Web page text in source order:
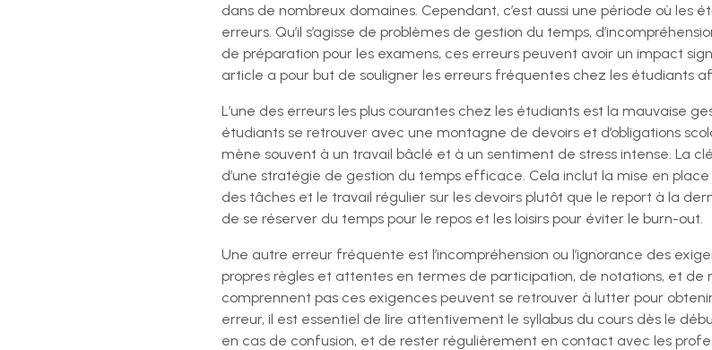
dans de nombreux domaines. Cependant, c’est aussi une période où les
erreurs. Qu’il s’agisse de problèmes de gestion du temps,
de préparation pour les examens, ces erreurs peuvent avoir un impact
article a pour but de souligner les erreurs fréquentes chez les étudiants
L’une des erreurs les plus courantes chez les étudiants est la mauvaise
étudiants se retrouver avec une montagne de devoirs et d’obligations
mène souvent à un travail bâclé et à un sentiment de stress intense. La
d’une stratégie de gestion du temps efficace. Cela inclut la mise en place
des tâches et le travail régulier sur les devoirs plutôt que le report à la
de se réserver du temps pour le repos et les loisirs pour éviter le burn-out.
Une autre erreur fréquente est l’incompréhension ou l’ignorance des
propres règles et attentes en termes de participation, de notations, et de
comprennent pas ces exigences peuvent se retrouver à lutter pour
erreur, il est essentiel de lire attentivement le syllabus du cours dès le
en cas de confusion, et de rester régulièrement en contact avec les